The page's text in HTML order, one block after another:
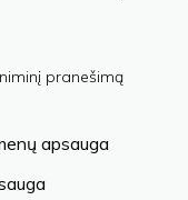
pranešimą
apsauga